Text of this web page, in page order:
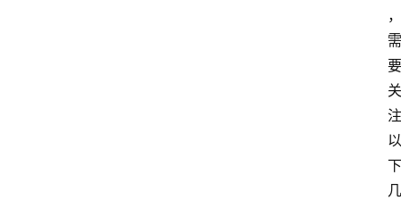
，
需
要
关
注
以
下
几